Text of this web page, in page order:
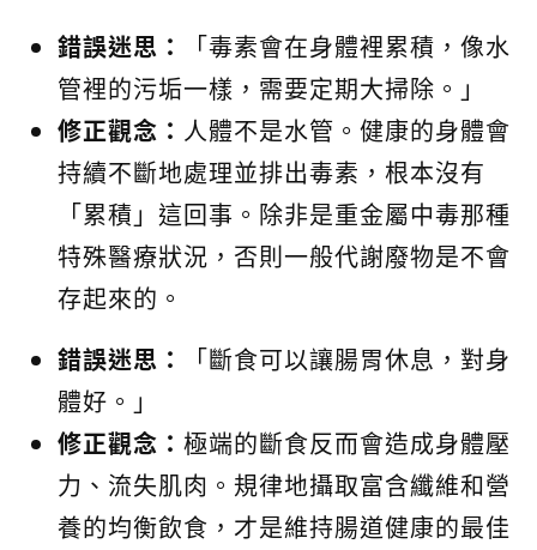
錯誤迷思：
「毒素會在身體裡累積，像水
管裡的污垢一樣，需要定期大掃除。」
修正觀念： 人體不是水管。健康的身體會
持續不斷地處理並排出毒素，根本沒有
「累積」這回事。除非是重金屬中毒那種
特殊醫療狀況，否則一般代謝廢物是不會
存起來的。
錯誤迷思：
「斷食可以讓腸胃休息，對身
體好。」
修正觀念： 極端的斷食反而會造成身體壓
力、流失肌肉。規律地攝取富含纖維和營
養的均衡飲食，才是維持腸道健康的最佳